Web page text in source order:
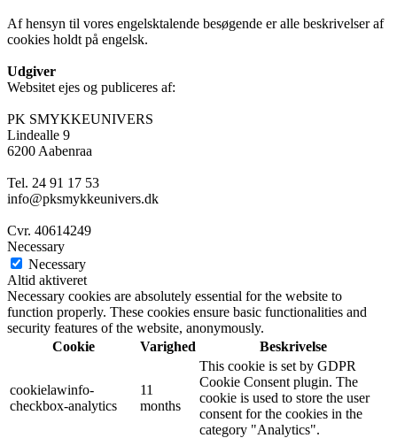
Af hensyn til vores engelsktalende besøgende er alle beskrivelser af
cookies holdt på engelsk.
Udgiver
Websitet ejes og publiceres af:
PK SMYKKEUNIVERS
Lindealle 9
6200 Aabenraa
Tel. 24 91 17 53
info@pksmykkeunivers.dk
Cvr. 40614249
Necessary
Necessary
Altid aktiveret
Necessary cookies are absolutely essential for the website to
function properly. These cookies ensure basic functionalities and
security features of the website, anonymously.
Cookie
Varighed Beskrivelse
cookielawinfo-
checkbox-analytics
11
months
This cookie is set by GDPR
Cookie Consent plugin. The
cookie is used to store the user
consent for the cookies in the
category "Analytics".